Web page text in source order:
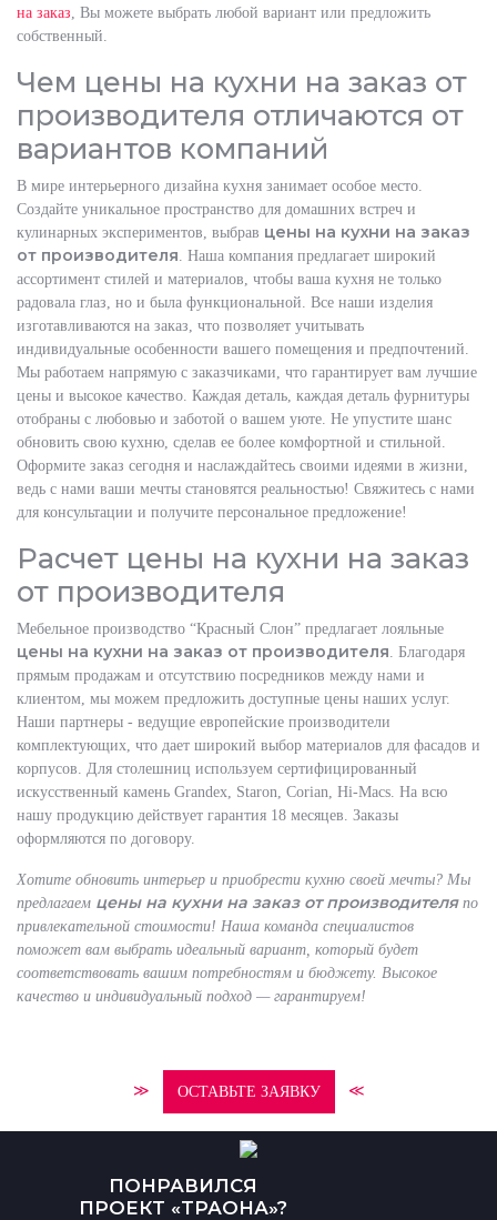
на заказ , Вы можете выбрать любой вариант или предложить
собственный.
Чем цены на кухни на заказ от
производителя отличаются от
вариантов компаний
В мире интерьерного дизайна кухня занимает особое место.
Создайте уникальное пространство для домашних встреч и
кулинарных экспериментов, выбрав цены на кухни на заказ
от производителя . Наша компания предлагает широкий
ассортимент стилей и материалов, чтобы ваша кухня не только
радовала глаз, но и была функциональной. Все наши изделия
изготавливаются на заказ, что позволяет учитывать
индивидуальные особенности вашего помещения и предпочтений.
Мы работаем напрямую с заказчиками, что гарантирует вам лучшие
цены и высокое качество. Каждая деталь, каждая деталь фурнитуры
отобраны с любовью и заботой о вашем уюте. Не упустите шанс
обновить свою кухню, сделав ее более комфортной и стильной.
Оформите заказ сегодня и наслаждайтесь своими идеями в жизни,
ведь с нами ваши мечты становятся реальностью! Свяжитесь с нами
для консультации и получите персональное предложение!
Расчет цены на кухни на заказ
от производителя
Мебельное производство “Красный Слон” предлагает лояльные
цены на кухни на заказ от производителя . Благодаря
прямым продажам и отсутствию посредников между нами и
клиентом, мы можем предложить доступные цены наших услуг.
Наши партнеры - ведущие европейские производители
комплектующих, что дает широкий выбор материалов для фасадов и
корпусов. Для столешниц используем сертифицированный
искусственный камень Grandex, Staron, Corian, Hi-Macs. На всю
нашу продукцию действует гарантия 18 месяцев. Заказы
оформляются по договору.
Хотите обновить интерьер и приобрести кухню своей мечты? Мы
предлагаем цены на кухни на заказ от производителяпо
привлекательной стоимости! Наша команда специалистов
поможет вам выбрать идеальный вариант, который будет
соответствовать вашим потребностям и бюджету. Высокое
качество и индивидуальный подход — гарантируем!
≫ ОСТАВЬТЕ ЗАЯВКУ ≪
ПОНРАВИЛСЯ
ПРОЕКТ «ТРАОНА»?